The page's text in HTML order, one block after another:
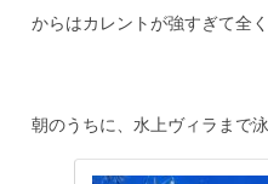
からはカレントが強すぎて全
朝のうちに、水上ヴィラまで